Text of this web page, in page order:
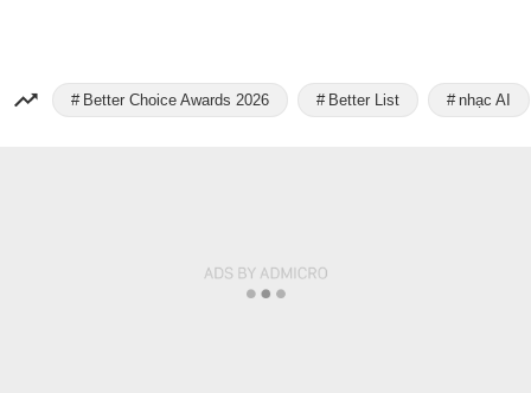
Better Choice Awards 2026 Better List nhạc AI